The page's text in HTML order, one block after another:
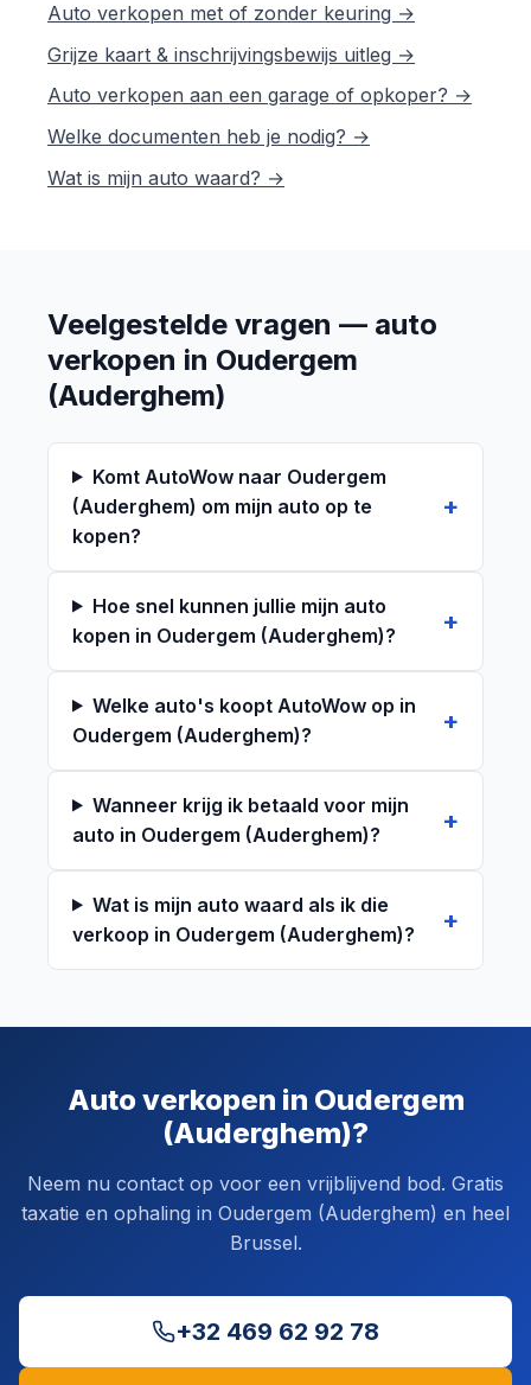
Auto verkopen met of zonder keuring →
Grijze kaart & inschrijvingsbewijs uitleg →
Auto verkopen aan een garage of opkoper? →
Welke documenten heb je nodig? →
Wat is mijn auto waard? →
Veelgestelde vragen — auto
verkopen in Oudergem
(Auderghem)
Komt AutoWow naar Oudergem
(Auderghem) om mijn auto op te
kopen?
Hoe snel kunnen jullie mijn auto
kopen in Oudergem (Auderghem)?
Welke auto's koopt AutoWow op in
Oudergem (Auderghem)?
Wanneer krijg ik betaald voor mijn
auto in Oudergem (Auderghem)?
Wat is mijn auto waard als ik die
verkoop in Oudergem (Auderghem)?
Auto verkopen in Oudergem
(Auderghem)?
Neem nu contact op voor een vrijblijvend bod. Gratis
taxatie en ophaling in Oudergem (Auderghem) en heel
Brussel.
+32 469 62 92 78